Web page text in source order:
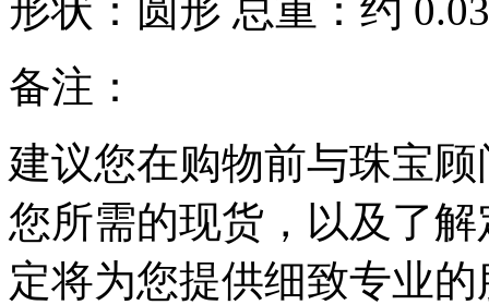
形状： 圆形 总重：约
备注：
建议您在购物前与珠宝
您所需的现货，以及了
定将为您提供细致专业